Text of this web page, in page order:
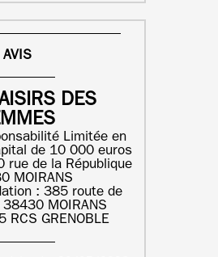
AVIS
DES
Limitée en
de 10 000 euros
rue de la République
MOIRANS
: 385 route de
38430 MOIRANS
GRENOBLE